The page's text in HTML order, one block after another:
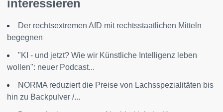
interessieren
Der rechtsextremen AfD mit rechtsstaatlichen Mitteln
begegnen
"KI - und jetzt? Wie wir Künstliche Intelligenz leben
wollen": neuer Podcast...
NORMA reduziert die Preise von Lachsspezialitäten bis
hin zu Backpulver /...